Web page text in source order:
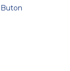
Buton